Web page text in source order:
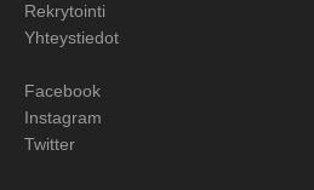
Rekrytointi
Yhteystiedot
Facebook
Instagram
Twitter